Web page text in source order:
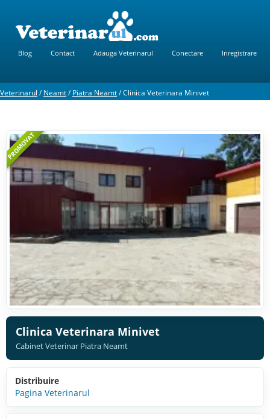
Blog Contact Adauga Veterinarul Conectare Inregistrare
Veterinarul /Neamt/Piatra Neamt/Clinica Veterinara Minivet
PROMOVAT
Clinica Veterinara Minivet
Cabinet Veterinar Piatra Neamt
Distribuire
Pagina Veterinarul